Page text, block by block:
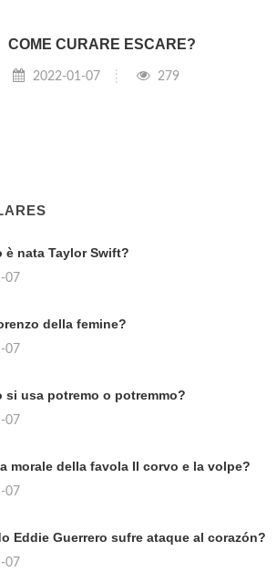
COME CURARE ESCARE?
2022-01-07 279
è nata Taylor Swift?
07
della femine?
07
si usa potremo o potremmo?
07
morale della favola Il corvo e la volpe?
07
Eddie Guerrero sufre ataque al corazón?
07